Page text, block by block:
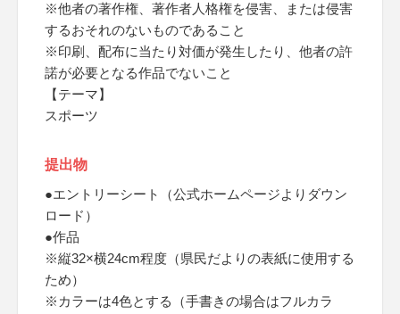
※他者の著作権、著作者人格権を侵害、または侵害
するおそれのないものであること
※印刷、配布に当たり対価が発生したり、他者の許
諾が必要となる作品でないこと
【テーマ】
スポーツ
提出物
●エントリーシート（公式ホームページよりダウン
ロード）
●作品
※縦32×横24cm程度（県民だよりの表紙に使用する
ため）
※カラーは4色とする（手書きの場合はフルカラ